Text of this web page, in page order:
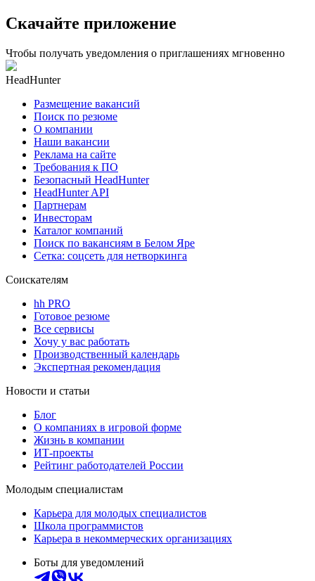
Скачайте приложение
Чтобы получать уведомления о приглашениях мгновенно
HeadHunter
Размещение вакансий
Поиск по резюме
О компании
Наши вакансии
Реклама на сайте
Требования к ПО
Безопасный HeadHunter
HeadHunter API
Партнерам
Инвесторам
Каталог компаний
Поиск по вакансиям в Белом Яре
Сетка: соцсеть для нетворкинга
Соискателям
hh PRO
Готовое резюме
Все сервисы
Хочу у вас работать
Производственный календарь
Экспертная рекомендация
Новости и статьи
Блог
О компаниях в игровой форме
Жизнь в компании
ИТ-проекты
Рейтинг работодателей России
Молодым специалистам
Карьера для молодых специалистов
Школа программистов
Карьера в некоммерческих организациях
Боты для уведомлений